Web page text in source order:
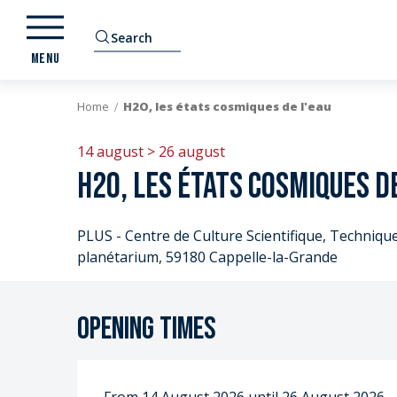
Aller
contenu
Search
MENU
Home H2O, les états cosmiques de l'eau
14 august > 26 august
H2O, les états cosmiques
PLUS - Centre de Culture Scientifique,
planétarium, 59180 Cappelle-la-Grande
Opening times